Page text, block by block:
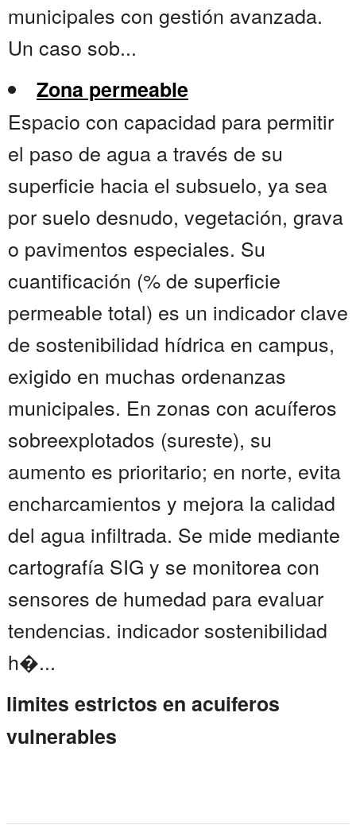
municipales con gestión avanzada.
Un caso sob...
Zona permeable
Espacio con capacidad para permitir
el paso de agua a través de su
superficie hacia el subsuelo, ya sea
por suelo desnudo, vegetación, grava
o pavimentos especiales. Su
cuantificación (% de superficie
permeable total) es un indicador clave
de sostenibilidad hídrica en campus,
exigido en muchas ordenanzas
municipales. En zonas con acuíferos
sobreexplotados (sureste), su
aumento es prioritario; en norte, evita
encharcamientos y mejora la calidad
del agua infiltrada. Se mide mediante
cartografía SIG y se monitorea con
sensores de humedad para evaluar
tendencias. indicador sostenibilidad
h�...
limites estrictos en acuiferos
vulnerables